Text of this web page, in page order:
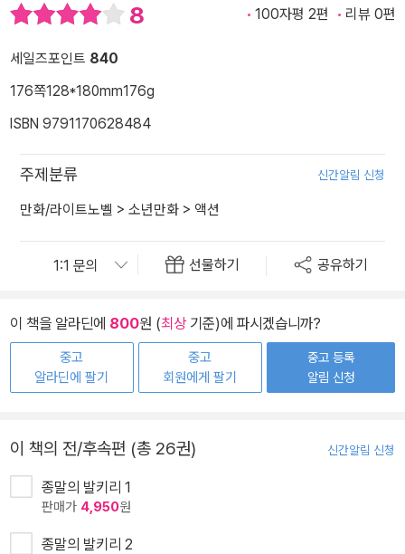
8 100자평 2편 리뷰 0편
세일즈포인트 840
176쪽128*180mm176g
ISBN 9791170628484
주제분류 신간알림 신청
만화/라이트노벨 > 소년만화 > 액션
선물하기 공유하기
이 책을 알라딘에 800원 (최상기준)에 파시겠습니까?
중고
알라딘에 팔기
중고
회원에게 팔기
중고 등록
알림 신청
이 책의 전/후속편 (총 26권) 신간알림 신청
종말의 발키리 1
판매가 4,950원
종말의 발키리 2